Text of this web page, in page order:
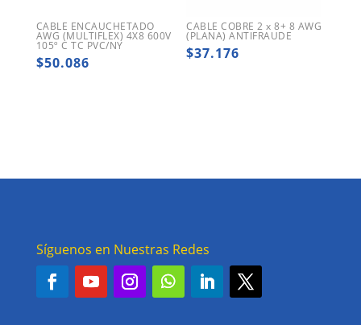
CABLE ENCAUCHETADO
AWG (MULTIFLEX) 4X8 600V
105º C TC PVC/NY
$50.086
CABLE COBRE 2 x 8+ 8 AWG
(PLANA) ANTIFRAUDE
$37.176
Síguenos en Nuestras Redes